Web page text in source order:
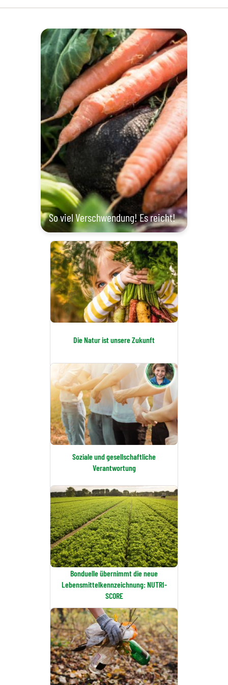
So viel Verschwendung! Es reicht!
Die Natur ist unsere Zukunft
Soziale und gesellschaftliche
Verantwortung
Bonduelle übernimmt die neue
Lebensmittelkennzeichnung: NUTRI-
SCORE